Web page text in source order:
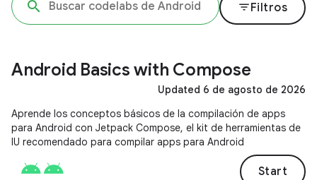
filter_listFiltros
Android Basics with Compose
Updated 6 de agosto de 2026
Aprende los conceptos básicos de la compilación de apps
para Android con Jetpack Compose, el kit de herramientas de
IU recomendado para compilar apps para Android
Start